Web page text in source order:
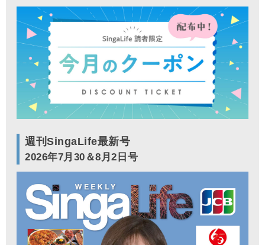
週刊SingaLife最新号
2026年7月30＆8月2日号